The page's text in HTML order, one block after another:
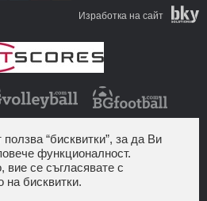
Изработка на сайт
“бисквитки”, за да Ви
функционалност.
вие се съгласявате с
на бисквитки.